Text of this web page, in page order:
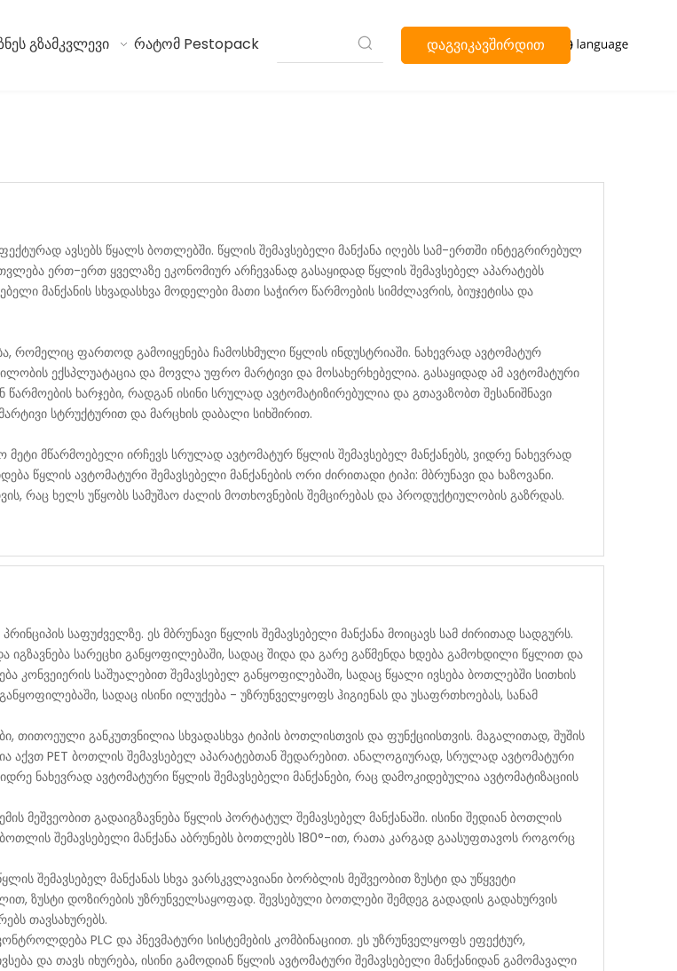
გზამკვლევი რატომ Pestopack დაგვიკავშირდით
ავსებს წყალს ბოთლებში. წყლის შემავსებელი მანქანა იღებს სამ-ერთში ინტეგრირებულ
ერთ-ერთ ყველაზე ეკონომიურ არჩევანად გასაყიდად წყლის შემავსებელ აპარატებს
მანქანის სხვადასხვა მოდელები მათი საჭირო წარმოების სიმძლავრის, ბიუჯეტისა და
რომელიც ფართოდ გამოიყენება ჩამოსხმული წყლის ინდუსტრიაში. ნახევრად ავტომატურ
ექსპლუატაცია და მოვლა უფრო მარტივი და მოსახერხებელია. გასაყიდად ამ ავტომატური
ხარჯები, რადგან ისინი სრულად ავტომატიზირებულია და გთავაზობთ შესანიშნავი
სტრუქტურით და მარცხის დაბალი სიხშირით.
მწარმოებელი ირჩევს სრულად ავტომატურ წყლის შემავსებელ მანქანებს, ვიდრე ნახევრად
წყლის ავტომატური შემავსებელი მანქანების ორი ძირითადი ტიპი: მბრუნავი და ხაზოვანი.
რაც ხელს უწყობს სამუშაო ძალის მოთხოვნების შემცირებას და პროდუქტიულობის გაზრდას.
საფუძველზე. ეს მბრუნავი წყლის შემავსებელი მანქანა მოიცავს სამ ძირითად სადგურს.
სარეცხი განყოფილებაში, სადაც შიდა და გარე გაწმენდა ხდება გამოხდილი წყლით და
კონვეიერის საშუალებით შემავსებელ განყოფილებაში, სადაც წყალი ივსება ბოთლებში სითხის
სადაც ისინი ილუქება - უზრუნველყოფს ჰიგიენას და უსაფრთხოებას, სანამ
თითოეული განკუთვნილია სხვადასხვა ტიპის ბოთლისთვის და ფუნქციისთვის. მაგალითად, შუშის
აქვთ PET ბოთლის შემავსებელ აპარატებთან შედარებით. ანალოგიურად, სრულად ავტომატური
ნახევრად ავტომატური წყლის შემავსებელი მანქანები, რაც დამოკიდებულია ავტომატიზაციის
მეშვეობით გადაიგზავნება წყლის პორტატულ შემავსებელ მანქანაში. ისინი შედიან ბოთლის
შემავსებელი მანქანა აბრუნებს ბოთლებს 180°-ით, რათა კარგად გაასუფთავოს როგორც
შემავსებელ მანქანას სხვა ვარსკვლავიანი ბორბლის მეშვეობით ზუსტი და უწყვეტი
ზუსტი დოზირების უზრუნველსაყოფად. შევსებული ბოთლები შემდეგ გადადის გადახურვის
თავსახურებს.
PLC და პნევმატური სისტემების კომბინაციით. ეს უზრუნველყოფს ეფექტურ,
და თავს იხურება, ისინი გამოდიან წყლის ავტომატური შემავსებელი მანქანიდან გამომავალი